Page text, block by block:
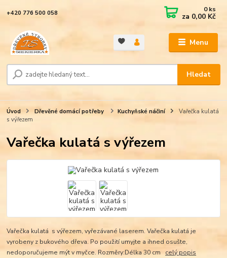
Menu
Hledat
+420 776 500 058 0ks
za 0,00 Kč
Úvod Dřevěné domácí potřeby Kuchyňské náčiní
Vařečka kulatá
s výřezem
Vařečka kulatá s výřezem
Vařečka kulatá s výřezem, vyřezávané laserem. Vařečka kulatá je
vyrobeny z bukového dřeva. Po použití umyjte a ihned osušte,
nedoporučujeme mýt v myčce. Rozměry:Délka 30 cm celý popis